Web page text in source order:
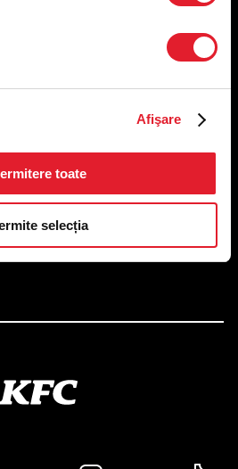
Afişare
toate
selecția
Sectorul 1, Calea Dorobanţilor, Nr.